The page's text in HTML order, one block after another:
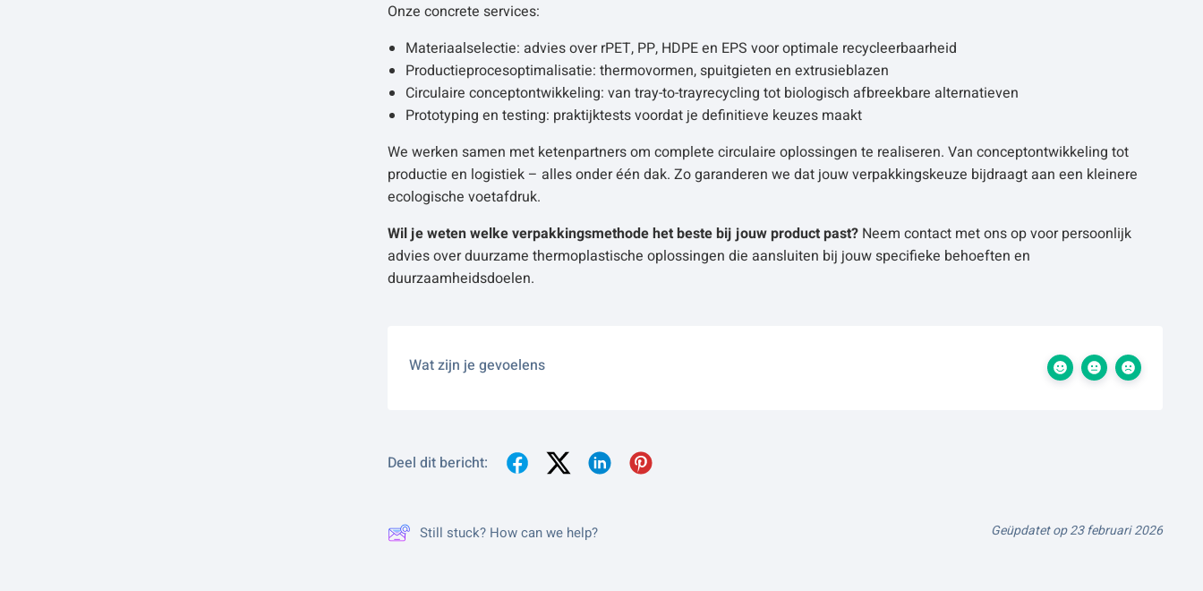
Onze concrete services:
Materiaalselectie: advies over rPET, PP, HDPE en EPS voor optimale recycleerbaarheid
Productieprocesoptimalisatie: thermovormen, spuitgieten en extrusieblazen
Circulaire conceptontwikkeling: van tray-to-trayrecycling tot biologisch afbreekbare alternatieven
Prototyping en testing: praktijktests voordat je definitieve keuzes maakt
We werken samen met ketenpartners om complete circulaire oplossingen te realiseren. Van conceptontwikkeling tot
productie en logistiek – alles onder één dak. Zo garanderen we dat jouw verpakkingskeuze bijdraagt aan een kleinere
ecologische voetafdruk.
Wil je weten welke verpakkingsmethode het beste bij jouw product past? Neem contact met ons op voor persoonlijk
advies over duurzame thermoplastische oplossingen die aansluiten bij jouw specifieke behoeften en
duurzaamheidsdoelen.
Wat zijn je gevoelens
Deel dit bericht:
Still stuck? How can we help? Geüpdatet op 23 februari 2026